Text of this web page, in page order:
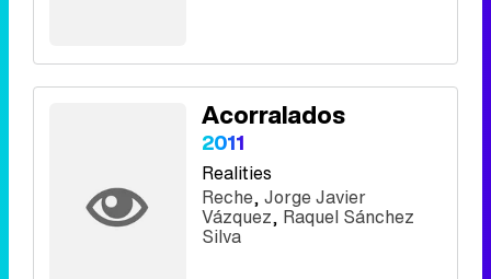
Acorralados
2011
Realities
Reche, Jorge Javier
Vázquez, Raquel Sánchez
Silva